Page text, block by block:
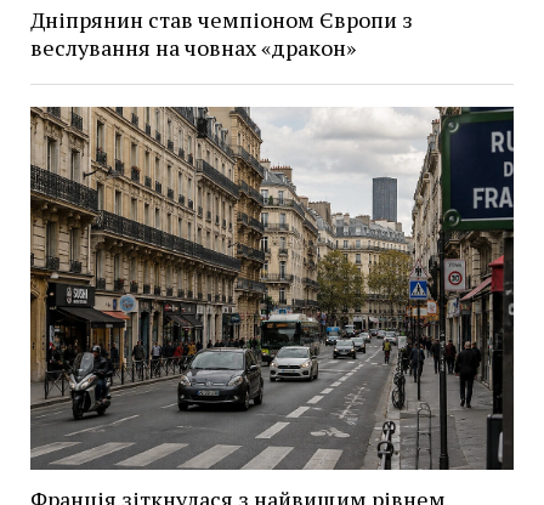
Дніпрянин став чемпіоном Європи з
веслування на човнах «дракон»
Франція зіткнулася з найвищим рівнем